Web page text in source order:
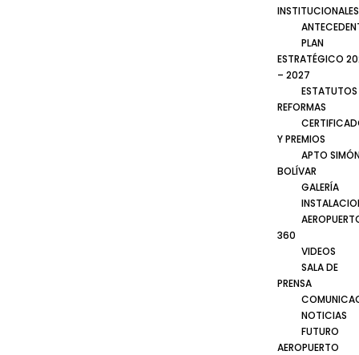
INSTITUCIONALES
PLAN
ESTRATÉGICO
– 2027
ESTATUTOS
REFORMAS
Y PREMIOS
APTO
BOLÍVAR
GALERÍA
360
VIDEOS
SALA DE
PRENSA
NOTICIAS
FUTURO
AEROPUERTO